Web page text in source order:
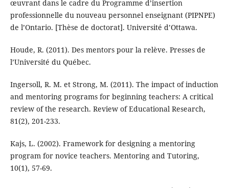
œuvrant dans le cadre du Programme d’insertion
professionnelle du nouveau personnel enseignant (PIPNPE)
de l’Ontario. [Thèse de doctorat]. Université d’Ottawa.
Houde, R. (2011). Des mentors pour la relève. Presses de
l’Université du Québec.
Ingersoll, R. M. et Strong, M. (2011). The impact of induction
and mentoring programs for beginning teachers: A critical
review of the research. Review of Educational Research,
81(2), 201-233.
Kajs, L. (2002). Framework for designing a mentoring
program for novice teachers. Mentoring and Tutoring,
10(1), 57-69.